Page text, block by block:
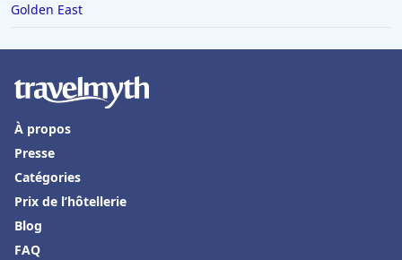
Golden East
À propos
Presse
Catégories
Prix de l’hôtellerie
Blog
FAQ